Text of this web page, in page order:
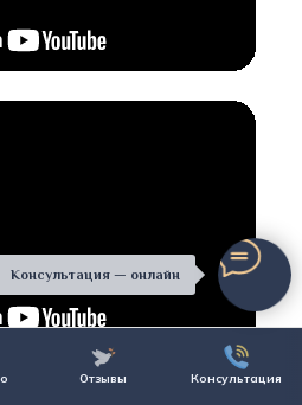
Отзывы Консультация
Консультация — онлайн